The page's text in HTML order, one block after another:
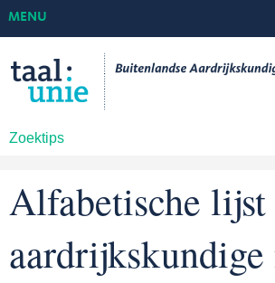
Zoektips
MENU
Alfabetische lijst
aardrijkskundige